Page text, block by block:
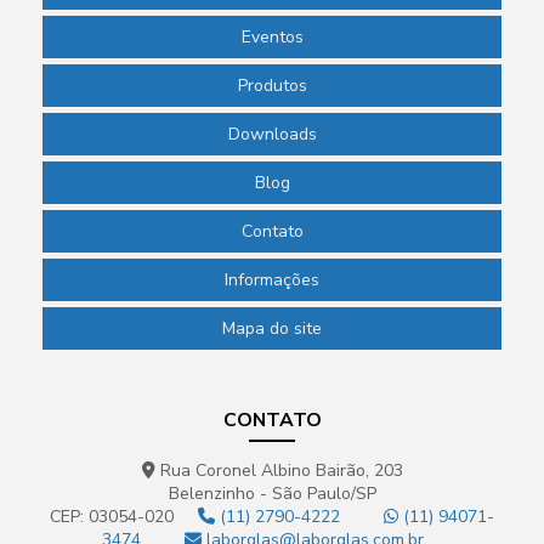
Pipeta pasteur plástico preço
Pipetador automático
Eventos
Produtos
Downloads
Blog
Contato
Informações
Mapa do site
CONTATO
Rua Coronel Albino Bairão, 203
Belenzinho - São Paulo/SP
CEP: 03054-020
(11) 2790-4222
(11) 94071-